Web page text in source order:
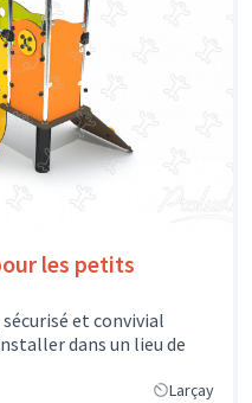
les petits
et convivial
dans un lieu de
Larçay